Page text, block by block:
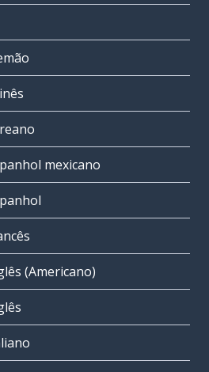
mexicano
(Americano)